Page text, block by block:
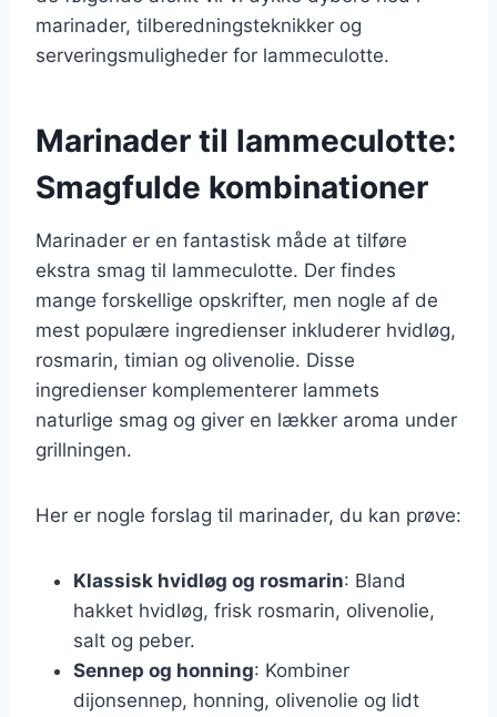
marinader, tilberedningsteknikker og
serveringsmuligheder for lammeculotte.
Marinader til lammeculotte:
Smagfulde kombinationer
Marinader er en fantastisk måde at tilføre
ekstra smag til lammeculotte. Der findes
mange forskellige opskrifter, men nogle af de
mest populære ingredienser inkluderer hvidløg,
rosmarin, timian og olivenolie. Disse
ingredienser komplementerer lammets
naturlige smag og giver en lækker aroma under
grillningen.
Her er nogle forslag til marinader, du kan prøve:
Klassisk hvidløg og rosmarin: Bland
hakket hvidløg, frisk rosmarin, olivenolie,
salt og peber.
Sennep og honning: Kombiner
dijonsennep, honning, olivenolie og lidt